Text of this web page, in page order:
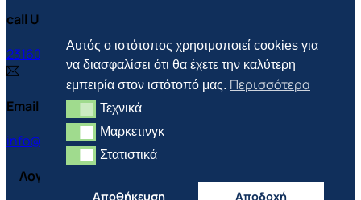
call Us On
2316025888
Email Us
info@innovera.gr
Λογισμικά
Αυτός ο ιστότοπος χρησιμοποιεί cookies για
να διασφαλίσει ότι θα έχετε την καλύτερη
εμπειρία στον ιστότοπό μας. Περισσότερα
ΤεχνικάΤεχνικά
ΜαρκετινγκΜαρκετινγκ
ΣτατιστικάΣτατιστικά
Αποθήκευση Αποδοχή